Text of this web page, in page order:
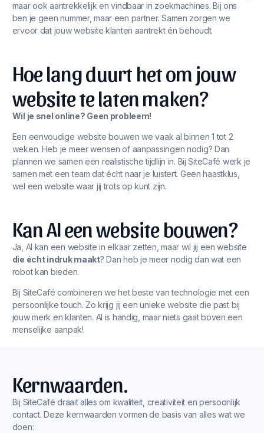
maar ook aantrekkelijk en vindbaar in zoekmachines. Bij ons
ben je geen nummer, maar een partner. Samen zorgen we
ervoor dat jouw website klanten aantrekt én behoudt.
Hoe lang duurt het om jouw
website te laten maken?
Wil je snel online? Geen probleem!
Een eenvoudige website bouwen we vaak al binnen 1 tot 2
weken. Heb je meer wensen of aanpassingen nodig? Dan
plannen we samen een realistische tijdlijn in. Bij SiteCafé werk je
samen met een team dat écht naar je luistert. Geen haastklus,
wel een website waar jij trots op kunt zijn.
Kan AI een website bouwen?
Ja, AI kan een website in elkaar zetten, maar wil jij een website
die écht indruk maakt? Dan heb je meer nodig dan wat een
robot kan bieden.
Bij SiteCafé combineren we het beste van technologie met een
persoonlijke touch. Zo krijg jij een unieke website die past bij
jouw merk en klanten. AI is handig, maar niets gaat boven een
menselijke aanpak!
Kernwaarden.
Bij SiteCafé draait alles om kwaliteit, creativiteit en persoonlijk
contact. Deze kernwaarden vormen de basis van alles wat we
doen: